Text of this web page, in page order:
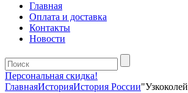
Главная
Оплата и доставка
Контакты
Новости
Персональная скидка!
ГлавнаяИсторияИстория России